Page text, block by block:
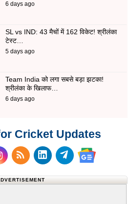
6 days ago
SL vs IND: 43 मैचों में 162 विकेट! श्रीलंका
टेस्ट…
5 days ago
Team India को लगा सबसे बड़ा झटका!
श्रीलंका के खिलाफ…
6 days ago
Cricket Updates
Facebook
us on X (Twitter)
Subscribe to our RSS
Follow us on
Follow us on
Follow us